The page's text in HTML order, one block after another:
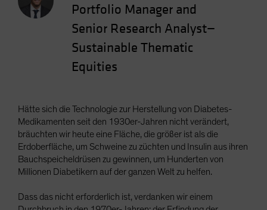
Portfolio Manager and
Senior Research Analyst—
Sustainable Thematic
Equities
Hätte sich die Technologie zur Herstellung von Diabetes-
Medikamenten seit den 1930er-Jahren nicht verändert,
bräuchten wir heute eine Fläche, die größer ist als die
Erdoberfläche, um Schweine zu züchten und Insulin aus ihren
Bauchspeicheldrüsen zu gewinnen, um Hunderten von
Millionen Diabetikern auf der ganzen Welt zu helfen.
Dass das nicht erforderlich ist, verdanken wir einem